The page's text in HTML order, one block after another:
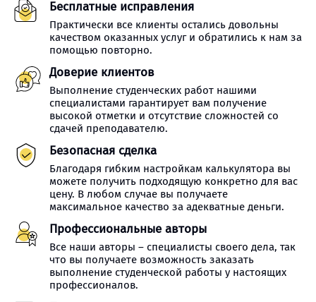
Бесплатные исправления
Практически все клиенты остались довольны
качеством оказанных услуг и обратились к нам за
помощью повторно.
Доверие клиентов
Выполнение студенческих работ нашими
специалистами гарантирует вам получение
высокой отметки и отсутствие сложностей со
сдачей преподавателю.
Безопасная сделка
Благодаря гибким настройкам калькулятора вы
можете получить подходящую конкретно для вас
цену. В любом случае вы получаете
максимальное качество за адекватные деньги.
Профессиональные авторы
Все наши авторы – специалисты своего дела, так
что вы получаете возможность заказать
выполнение студенческой работы у настоящих
профессионалов.